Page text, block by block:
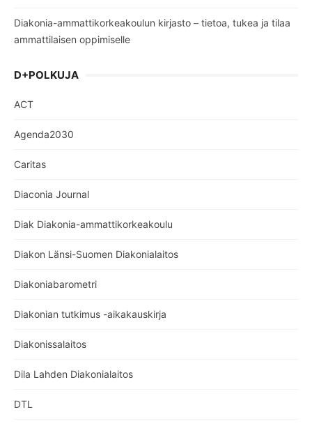
Diakonia-ammattikorkeakoulun kirjasto – tietoa, tukea ja tilaa
ammattilaisen oppimiselle
D+POLKUJA
ACT
Agenda2030
Caritas
Diaconia Journal
Diak Diakonia-ammattikorkeakoulu
Diakon Länsi-Suomen Diakonialaitos
Diakoniabarometri
Diakonian tutkimus -aikakauskirja
Diakonissalaitos
Dila Lahden Diakonialaitos
DTL